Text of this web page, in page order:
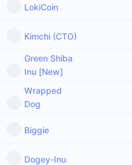
LokiCoin
Kimchi (CTO)
Green Shiba
Inu [New]
Wrapped
Dog
Biggie
Dogey-Inu